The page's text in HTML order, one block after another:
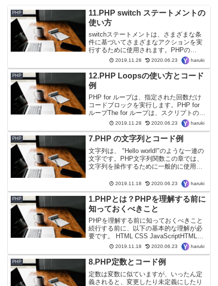
PHP
11.PHP switch ステートメントの
使い方
switchステートメントは、さまざまな条
件に基づいてさまざまなアクションを実
行するために使用されます。PHPの
switch ステートメントswitchステートメ
ントを使用して 実行する多くのコードブ
ロックの1つを選択します。構文switc...
2019.11.28 2020.06.23 haruki
PHP
12.PHP Loopsの使い方とコード
例
PHP for ループは、指定された回数だけ
コードブロックを実行します。PHP for
ループThe for ループは、スクリプトの実
行回数を事前に知っている場合に使用さ
れます。構文for (init counter; test count...
2019.11.28 2020.06.23 haruki
PHP 7.PHP の文字列とコード例
文字列は、 "Hello world!"のような一連の
文字です。PHP文字列関数この章では、
文字列を操作するために一般的に使用さ
字列の長さを取得するPHPのstrlen() 関数
2019.11.18 2020.06.23 haruki
PHP
1.PHPとは？PHPを理解する前に
知っておくべきこと
PHPを理解する前に知っておくべきこと
続行する前に、以下の基本的な理解が必
要です。 HTML CSS JavaScriptHTMLや
CSSを最初に勉強したい場合は、この記
事から順番に49まで参照してください。
HTMLとはPHPとは？ PHP...
2019.11.18 2020.06.23 haruki
PHP 8.PHP定数とコード例
定数は変数に似ていますが、いったん定
義されると、変更したり未定義にしたり